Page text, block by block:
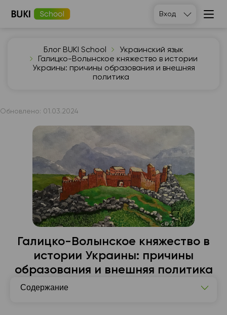
Вход
Блог BUKI School
Украинский язык
Галицко-Волынское княжество в истории
Украины: причины образования и внешняя
политика
Обновлено: 01.03.2024
Галицко-Волынское княжество в
истории Украины: причины
образования и внешняя политика
Содержание